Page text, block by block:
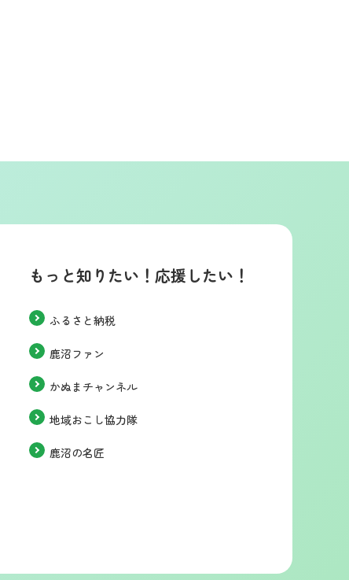
もっと知りたい！応援したい！
ふるさと納税
鹿沼ファン
かぬまチャンネル
地域おこし協力隊
鹿沼の名匠